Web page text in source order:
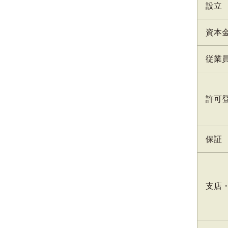
設立
資本
従業
許可
保証
支店